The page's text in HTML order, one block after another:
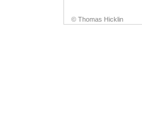
© Thomas Hicklin